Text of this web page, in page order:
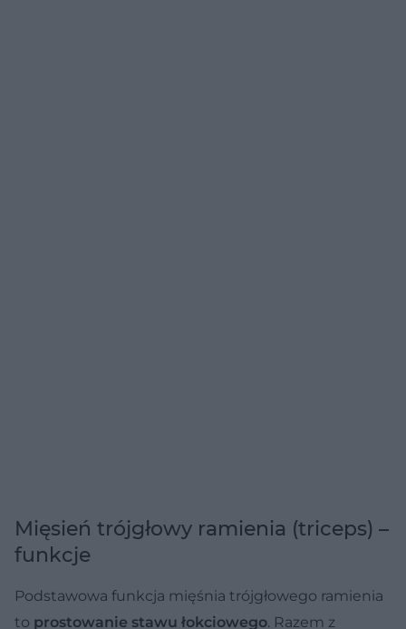
Mięsień trójgłowy ramienia (triceps) –
funkcje
Podstawowa funkcja mięśnia trójgłowego ramienia
to prostowanie stawu łokciowego. Razem z